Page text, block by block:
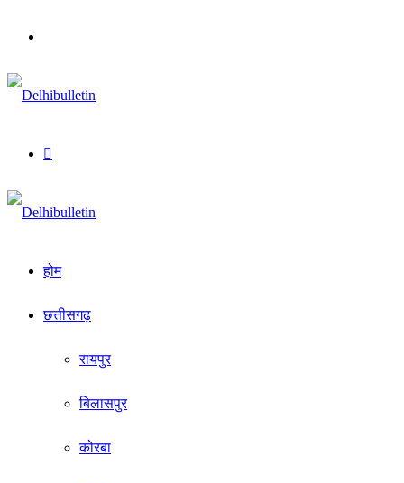
होम
छत्तीसगढ़
रायपुर
बिलासपुर
कोरबा